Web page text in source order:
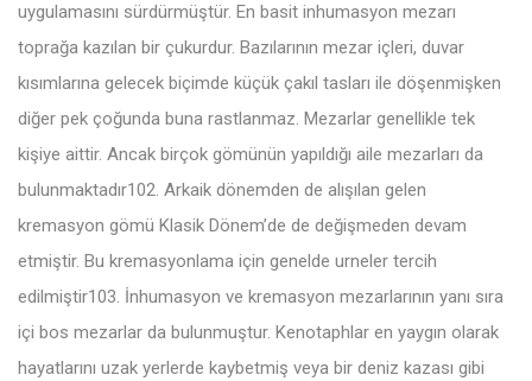
uygulamasını sürdürmüştür. En basit inhumasyon mezarı
toprağa kazılan bir çukurdur. Bazılarının mezar içleri, duvar
kısımlarına gelecek biçimde küçük çakıl tasları ile döşenmişken
diğer pek çoğunda buna rastlanmaz. Mezarlar genellikle tek
kişiye aittir. Ancak birçok gömünün yapıldığı aile mezarları da
bulunmaktadır102. Arkaik dönemden de alışılan gelen
kremasyon gömü Klasik Dönem’de de değişmeden devam
etmiştir. Bu kremasyonlama için genelde urneler tercih
edilmiştir103. İnhumasyon ve kremasyon mezarlarının yanı sıra
içi bos mezarlar da bulunmuştur. Kenotaphlar en yaygın olarak
hayatlarını uzak yerlerde kaybetmiş veya bir deniz kazası gibi